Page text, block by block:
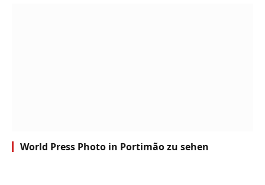
World Press Photo in Portimão zu sehen